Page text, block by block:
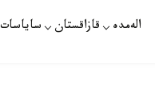
الەمدە قازاقستان ساياسات